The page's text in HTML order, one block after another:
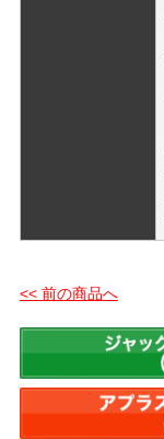
<< 前の商品へ